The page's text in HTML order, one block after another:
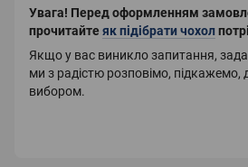
Увага! Перед оформленням
прочитайтеяк підібрати чохол
Якщо у вас виникло запитання,
ми з радістю розповімо,
вибором.